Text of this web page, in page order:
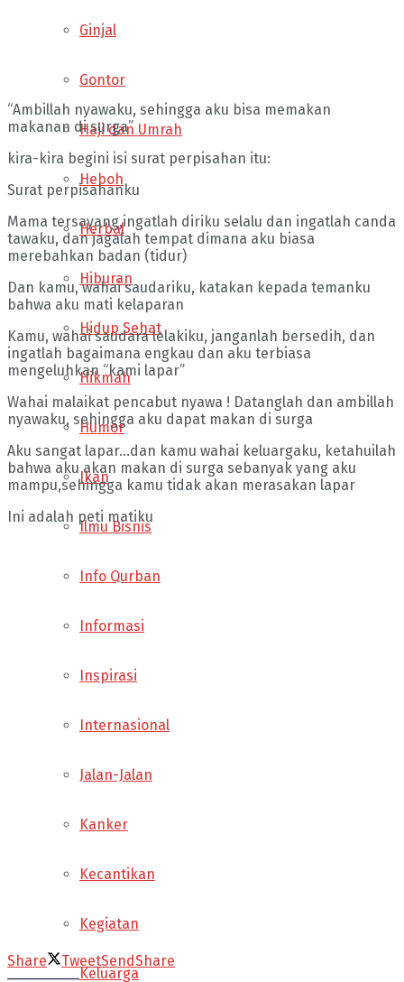
Ginjal
Gontor
Haji dan Umrah
Heboh
Herbal
Hiburan
Hidup Sehat
Hikmah
Humor
Ikan
Ilmu Bisnis
Info Qurban
Informasi
Inspirasi
Internasional
Jalan-Jalan
Kanker
Kecantikan
Kegiatan
Keluarga
“Ambillah nyawaku, sehingga aku bisa memakan
makanan di surga”
kira-kira begini isi surat perpisahan itu:
Surat perpisahanku
Mama tersayang,ingatlah diriku selalu dan ingatlah canda
tawaku, dan jagalah tempat dimana aku biasa
merebahkan badan (tidur)
Dan kamu, wahai saudariku, katakan kepada temanku
bahwa aku mati kelaparan
Kamu, wahai saudara lelakiku, janganlah bersedih, dan
ingatlah bagaimana engkau dan aku terbiasa
mengeluhkan “kami lapar”
Wahai malaikat pencabut nyawa ! Datanglah dan ambillah
nyawaku, sehingga aku dapat makan di surga
Aku sangat lapar…dan kamu wahai keluargaku, ketahuilah
bahwa aku akan makan di surga sebanyak yang aku
mampu,sehingga kamu tidak akan merasakan lapar
Ini adalah peti matiku
Share TweetSendShare